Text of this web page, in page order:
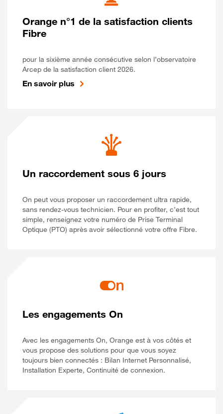
Orange n°1 de la satisfaction clients
Fibre
pour la sixième année consécutive selon l’observatoire
Arcep de la satisfaction client 2026.
En savoir plus
Un raccordement sous 6 jours
On peut vous proposer un raccordement ultra rapide,
sans rendez-vous technicien. Pour en profiter, c’est tout
simple, renseignez votre numéro de Prise Terminal
Optique (PTO) après avoir sélectionné votre offre Fibre.
Les engagements On
Avec les engagements On, Orange est à vos côtés et
vous propose des solutions pour que vous soyez
toujours bien connectés : Bilan Internet Personnalisé,
Installation Experte, Continuité de connexion.